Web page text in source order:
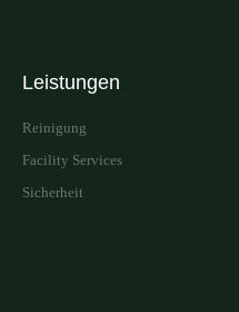
Leistungen
Reinigung
Facility Services
Sicherheit